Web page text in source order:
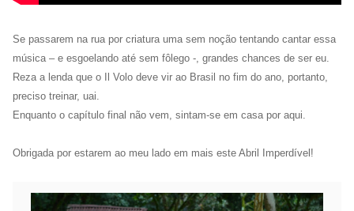
Se passarem na rua por criatura uma sem noção tentando cantar essa
música – e esgoelando até sem fôlego -, grandes chances de ser eu.
Reza a lenda que o Il Volo deve vir ao Brasil no fim do ano, portanto,
preciso treinar, uai.
Enquanto o capítulo final não vem, sintam-se em casa por aqui.
Obrigada por estarem ao meu lado em mais este Abril Imperdível!